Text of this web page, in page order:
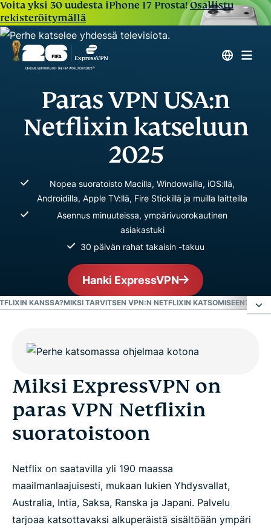
Voita yksi 30 uudesta iPhone 17 Prosta!Osallistu
rekisteröitymällä
Paras VPN USA:n
Netflixin katseluun
2025
Nopea suoratoisto Macilla, Windowsilla, iOS:llä,
Androidilla, Apple TV:llä, Fire Stickillä ja muilla laitteilla
Asennus minuuteissa, ympärivuorokautinen
asiakastuki
30 päivän rahat takaisin -takuu
Hanki ExpressVPN
KANSSA?MIKSI TARVITSEN VPN:N NETFLIXIN KATSOMISEEN?
suoratoistoon
Näin katsot Netflixiä VPN:llä
Parhaan VPN:n valitseminen Netflixin katsomista
ExpressVPN:n hyödyt Netflixin katsomisessa
Miksi Netflix-sisältövalikoima vaihtelee eri alueiden
Miksi ExpressVPN on
paras VPN Netflixin
suoratoistoon
Netflix on saatavilla yli 190 maassa
maailmanlaajuisesti, mukaan lukien Yhdysvallat,
Australia, Intia, Saksa, Ranska ja Japani. Palvelu
tarjoaa katsottavaksi alkuperäistä sisältöään ympäri